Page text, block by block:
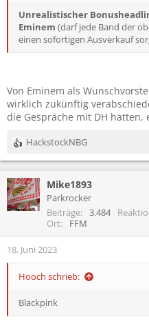
Unrealistischer
Eminem (darf jede Band der
einen sofortigen Ausverkauf
Von Eminem als
wirklich zukünftig
die Gespräche mit DH hatten,
R
e
k
t
i
n
e
HackstockNBG
Mike1893
Parkrocker
Beiträge
3.484
Ort
FFM
18. Juni 2023
Hooch schrieb:
Blackpink